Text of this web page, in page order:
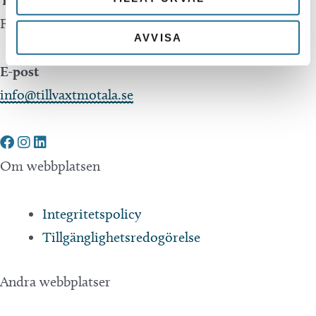
AVVISA
Företagsservice 0141-10 12 00
E-post
info@tillvaxtmotala.se
Om webbplatsen
Integritetspolicy
Tillgänglighetsredogörelse
Andra webbplatser